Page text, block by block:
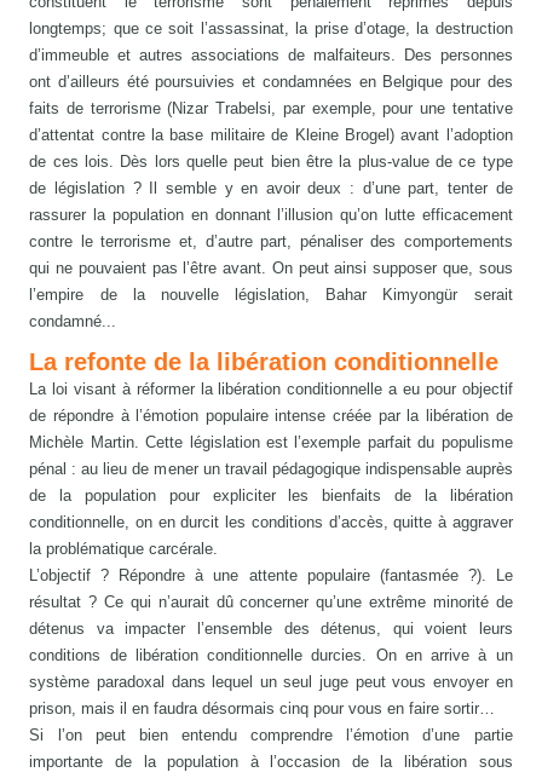
longtemps; que ce soit l’assassinat, la prise d’otage, la destruction
d’immeuble et autres associations de malfaiteurs. Des personnes
ont d’ailleurs été poursuivies et condamnées en Belgique pour des
faits de terrorisme (Nizar Trabelsi, par exemple, pour une tentative
d’attentat contre la base militaire de Kleine Brogel) avant l’adoption
de ces lois. Dès lors quelle peut bien être la plus-value de ce type
de législation ? Il semble y en avoir deux : d’une part, tenter de
rassurer la population en donnant l’illusion qu’on lutte efficacement
contre le terrorisme et, d’autre part, pénaliser des comportements
qui ne pouvaient pas l’être avant. On peut ainsi supposer que, sous
l’empire de la nouvelle législation, Bahar Kimyongür serait
condamné...
La refonte de la libération conditionnelle
La loi visant à réformer la libération conditionnelle a eu pour objectif
de répondre à l’émotion populaire intense créée par la libération de
Michèle Martin. Cette législation est l’exemple parfait du populisme
pénal : au lieu de mener un travail pédagogique indispensable auprès
de la population pour expliciter les bienfaits de la libération
conditionnelle, on en durcit les conditions d’accès, quitte à aggraver
la problématique carcérale.
L’objectif ? Répondre à une attente populaire (fantasmée ?). Le
résultat ? Ce qui n’aurait dû concerner qu’une extrême minorité de
détenus va impacter l’ensemble des détenus, qui voient leurs
conditions de libération conditionnelle durcies. On en arrive à un
système paradoxal dans lequel un seul juge peut vous envoyer en
prison, mais il en faudra désormais cinq pour vous en faire sortir…
Si l’on peut bien entendu comprendre l’émotion d’une partie
importante de la population à l’occasion de la libération sous